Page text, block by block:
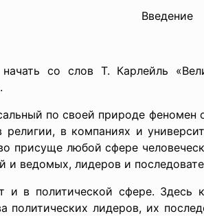
Введение
со слов Т. Карлейль
по своей природе
в компаниях и
присуще любой сфере
и ведомых, лидеров и
и в политической сфере.
политических лидеров, их